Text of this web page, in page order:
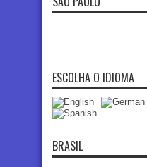
ESCOLHA O IDIOMA
BRASIL